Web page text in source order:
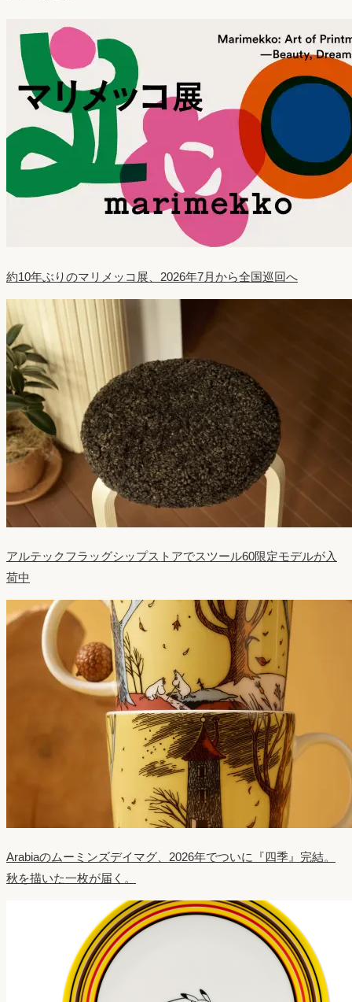
約10年ぶりのマリメッコ展、2026年7月から全国巡回へ
アルテックフラッグシップストアでスツール60限定モデルが入
荷中
Arabiaのムーミンズデイマグ、2026年でついに『四季』完結。
秋を描いた一枚が届く。